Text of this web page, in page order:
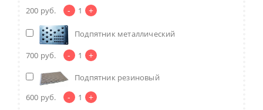
200 руб. - 1 +
Подпятник металлический
700 руб. - 1 +
Подпятник резиновый
600 руб. - 1 +